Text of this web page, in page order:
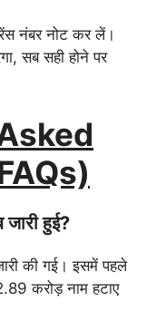
नंबर नोट कर लें।
सब सही होने पर
हुई?
की गई। इसमें पहले
करोड़ नाम हटाए